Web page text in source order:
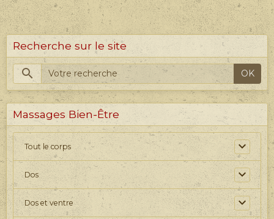
Recherche sur le site
OK
Massages Bien-Être
Tout le corps
Dos
Dos et ventre